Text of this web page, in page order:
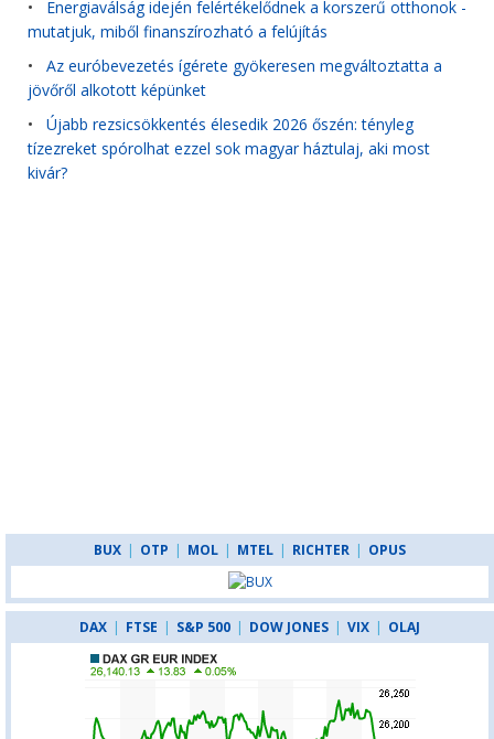
• Energiaválság idején felértékelődnek a korszerű otthonok -
mutatjuk, miből finanszírozható a felújítás
• Az euróbevezetés ígérete gyökeresen megváltoztatta a
jövőről alkotott képünket
• Újabb rezsicsökkentés élesedik 2026 őszén: tényleg
tízezreket spórolhat ezzel sok magyar háztulaj, aki most
kivár?
BUX | OTP | MOL | MTEL | RICHTER | OPUS
DAX | FTSE | S&P 500 | DOW JONES | VIX | OLAJ